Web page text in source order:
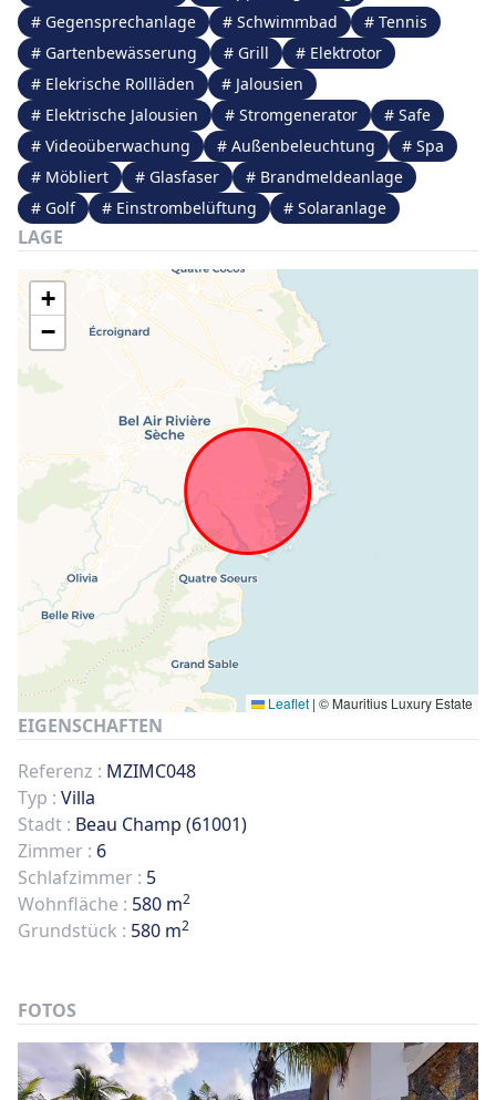
# Gegensprechanlage
# Schwimmbad
# Tennis
# Gartenbewässerung
# Grill
# Elektrotor
# Elekrische Rollläden
# Jalousien
# Elektrische Jalousien
# Stromgenerator
# Safe
# Videoüberwachung
# Außenbeleuchtung
# Spa
# Möbliert
# Glasfaser
# Brandmeldeanlage
# Golf
# Einstrombelüftung # Solaranlage
LAGE
+
−
Leaflet | © Mauritius Luxury Estate
EIGENSCHAFTEN
Referenz : MZIMC048
Typ : Villa
Stadt : Beau Champ (61001)
Zimmer : 6
Schlafzimmer : 5
Wohnfläche : 580 m2
Grundstück : 580 m2
FOTOS